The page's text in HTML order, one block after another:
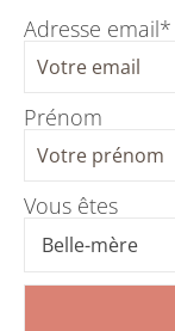
Adresse email*
Prénom
Vous êtes